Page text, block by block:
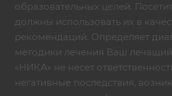
образовательных целей.
должны использовать их в
рекомендаций. Определяет
методики лечения Ваш
«НИКА» не несет
негативные последствия,